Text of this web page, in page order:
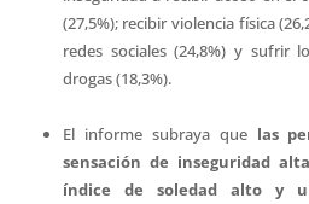
(27,5%); recibir violencia física
redes sociales (24,8%) y sufrir
drogas (18,3%).
El informe subraya que las
sensación de inseguridad
índice de soledad alto y